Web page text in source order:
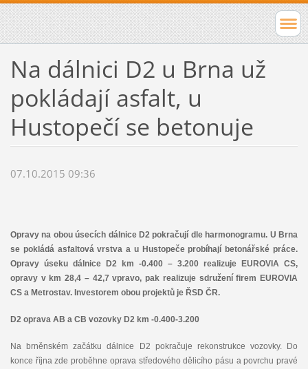
Na dálnici D2 u Brna už
pokládají asfalt, u
Hustopečí se betonuje
07.10.2015 09:36
Opravy na obou úsecích dálnice D2 pokračují dle harmonogramu. U Brna
se pokládá asfaltová vrstva a u Hustopeče probíhají betonářské práce.
Opravy úseku dálnice D2 km -0.400 – 3.200 realizuje EUROVIA CS,
opravy v km 28,4 – 42,7 vpravo, pak realizuje sdružení firem EUROVIA
CS a Metrostav. Investorem obou projektů je ŘSD ČR.
D2 oprava AB a CB vozovky D2 km -0.400-3.200
Na brněnském začátku dálnice D2 pokračuje rekonstrukce vozovky. Do
konce října zde proběhne oprava středového dělicího pásu a povrchu pravé